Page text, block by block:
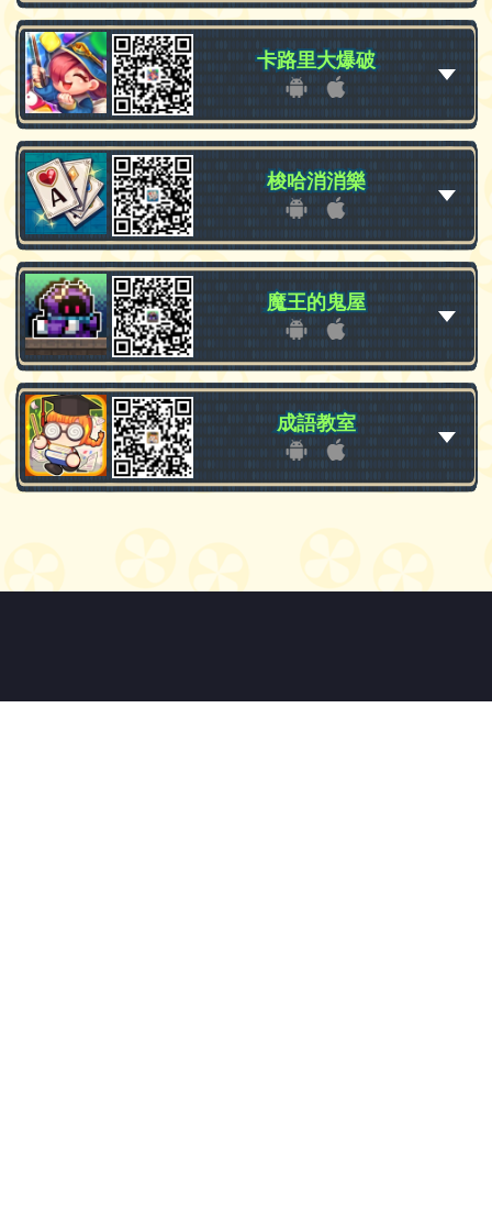
卡路里大爆破
卡路里大爆破
梭哈消消樂
梭哈消消樂
魔王的鬼屋
魔王的鬼屋
成語教室
成語教室